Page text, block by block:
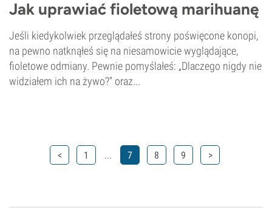
Jak uprawiać fioletową marihuanę
Jeśli kiedykolwiek przeglądałeś strony poświęcone konopi,
na pewno natknąłeś się na niesamowicie wyglądające,
fioletowe odmiany. Pewnie pomyślałeś: „Dlaczego nigdy nie
widziałem ich na żywo?” oraz...
< 1 ... 7 8 9 >